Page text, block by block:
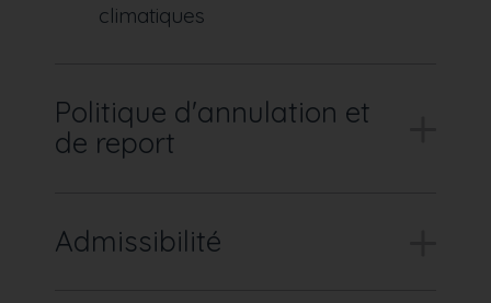
climatiques
Politique d'annulation et
de report
Admissibilité